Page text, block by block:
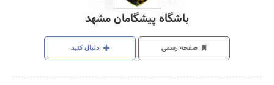
باشگاه پیشگامان مشهد
صفحه رسمی دنبال کنید